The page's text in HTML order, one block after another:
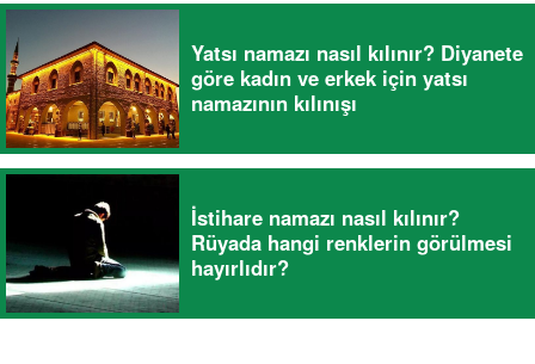
Yatsı namazı nasıl kılınır? Diyanete
göre kadın ve erkek için yatsı
namazının kılınışı
İstihare namazı nasıl kılınır?
Rüyada hangi renklerin görülmesi
hayırlıdır?